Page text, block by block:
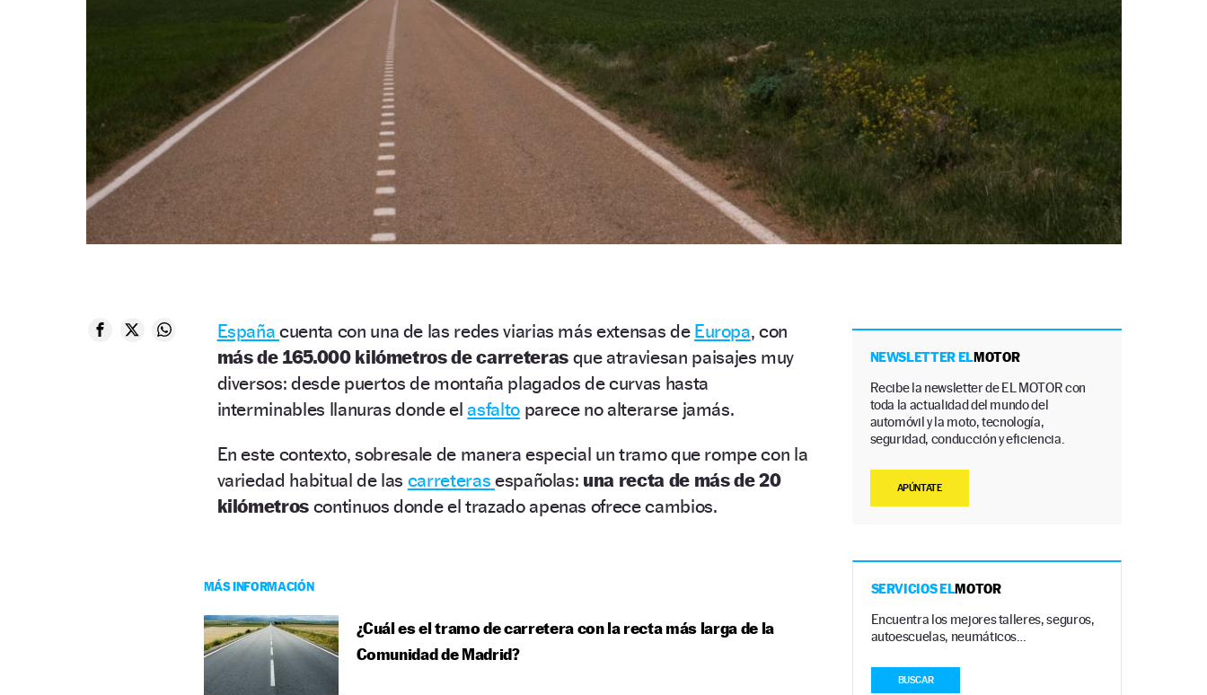
Españacuenta con una de las redes viarias más extensas de Europa, con
más de 165.000 kilómetros de carreterasque atraviesan paisajes muy
diversos: desde puertos de montaña plagados de curvas hasta
interminables llanuras donde elasfaltoparece no alterarse jamás.
En este contexto, sobresale de manera especial un tramo que rompe con la
variedad habitual de las carreteras españolas: una recta de más de 20
kilómetros continuos donde el trazado apenas ofrece cambios.
MÁS INFORMACIÓN
¿Cuál es el tramo de carretera con la recta más larga de la
Comunidad de Madrid?
NEWSLETTER ELMOTOR
Recibe la newsletter de EL MOTOR con
toda la actualidad del mundo del
automóvil y la moto, tecnología,
seguridad, conducción y eficiencia.
APÚNTATE
SERVICIOS ELMOTOR
Encuentra los mejores talleres, seguros,
autoescuelas, neumáticos…
BUSCAR